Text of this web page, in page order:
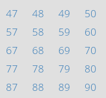
47 48 49
50
57 58 59
60
67 68 69
70
77 78 79
80
87 88 89
90